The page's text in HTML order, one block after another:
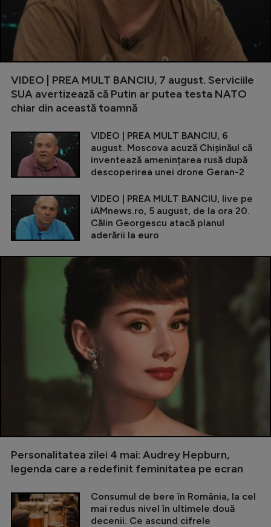
VIDEO | PREA MULT BANCIU, 7 august. Serviciile
SUA avertizează că Putin ar putea testa NATO
chiar din această toamnă
VIDEO | PREA MULT BANCIU, 6
august. Moscova acuză Chișinăul că
inventează amenințarea rusă după
descoperirea unei drone Geran-2
VIDEO | PREA MULT BANCIU, live pe
iAMnews.ro, 5 august, de la ora 20.
Călin Georgescu atacă planul
aderării la euro
Personalitatea zilei 4 mai: Audrey Hepburn,
legenda care a redefinit feminitatea pe ecran
Consumul de bere în România, la cel
mai redus nivel în ultimele două
decenii. Ce ascund cifrele